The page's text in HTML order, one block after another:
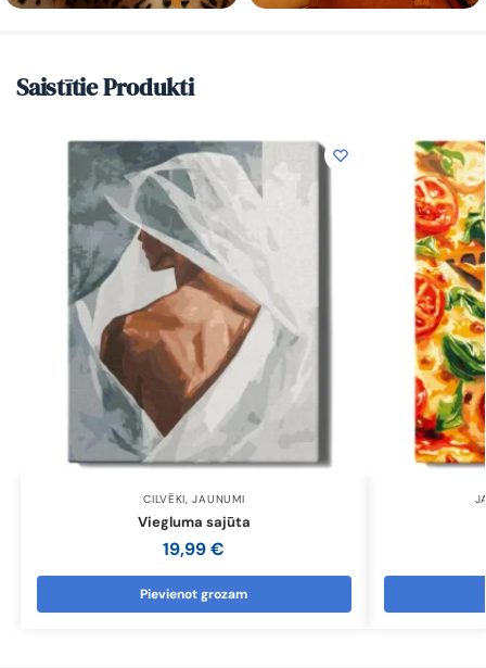
Saistītie Produkti
CILVĒKI,JAUNUMI
Viegluma sajūta
19,99€
Pievienot grozam